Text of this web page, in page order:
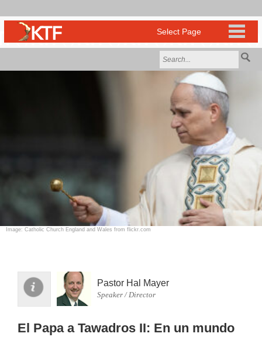
Image: Catholic Church England and Wales from flickr.com
Pastor Hal Mayer
Speaker / Director
El Papa a Tawadros II: En un mundo